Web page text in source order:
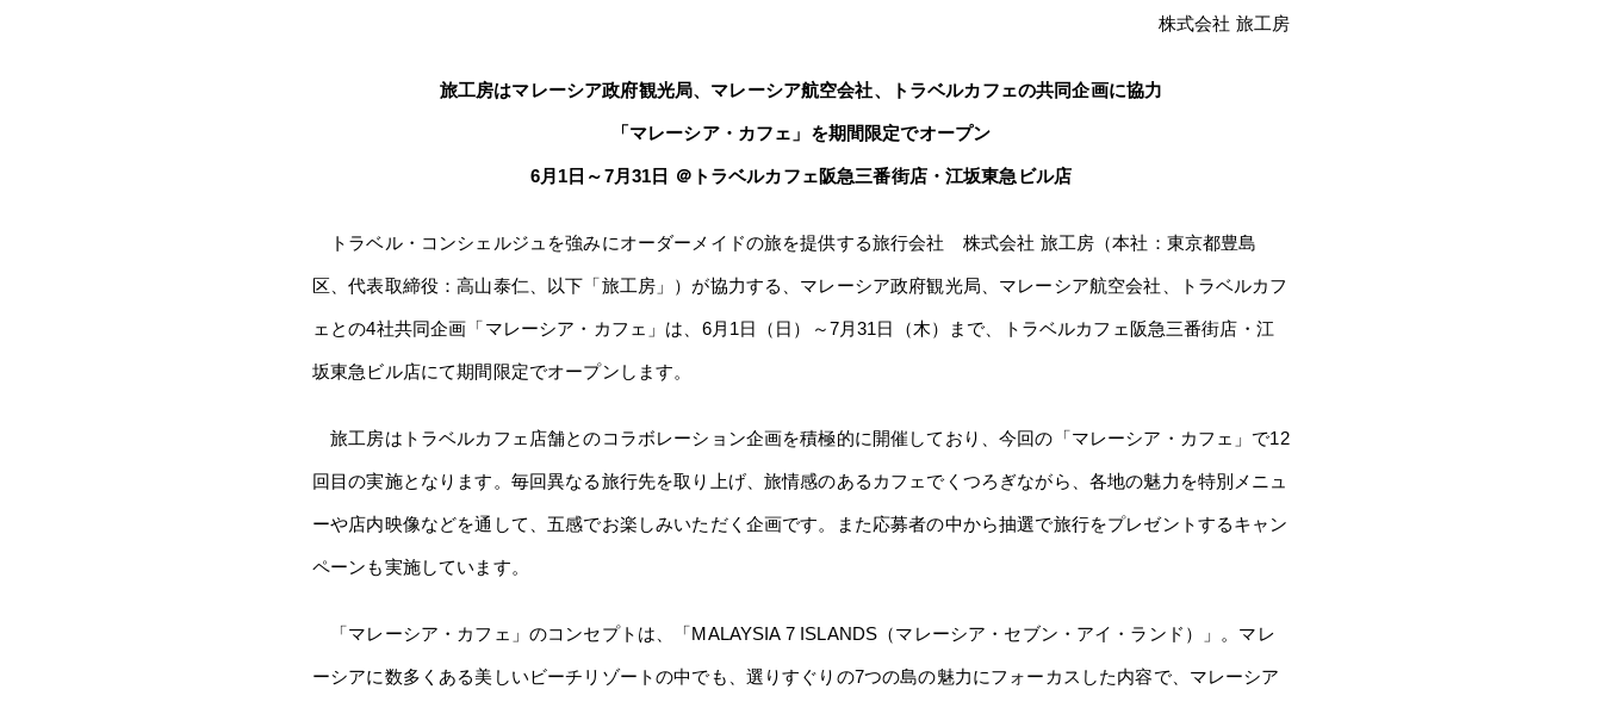
株式会社 旅工房
旅工房はマレーシア政府観光局、マレーシア航空会社、トラベルカフェの共同企画に協力
「マレーシア・カフェ」を期間限定でオープン
6月1日～7月31日 ＠トラベルカフェ阪急三番街店・江坂東急ビル店
トラベル・コンシェルジュを強みにオーダーメイドの旅を提供する旅行会社 株式会社 旅工房（本社：東京都豊島
区、代表取締役：高山泰仁、以下「旅工房」）が協力する、マレーシア政府観光局、マレーシア航空会社、トラベルカフ
ェとの4社共同企画「マレーシア・カフェ」は、6月1日（日）～7月31日（木）まで、トラベルカフェ阪急三番街店・江
坂東急ビル店にて期間限定でオープンします。
旅工房はトラベルカフェ店舗とのコラボレーション企画を積極的に開催しており、今回の「マレーシア・カフェ」で12
回目の実施となります。毎回異なる旅行先を取り上げ、旅情感のあるカフェでくつろぎながら、各地の魅力を特別メニュ
ーや店内映像などを通して、五感でお楽しみいただく企画です。また応募者の中から抽選で旅行をプレゼントするキャン
ペーンも実施しています。
「マレーシア・カフェ」のコンセプトは、「MALAYSIA 7 ISLANDS（マレーシア・セブン・アイ・ランド）」。マレ
ーシアに数多くある美しいビーチリゾートの中でも、選りすぐりの7つの島の魅力にフォーカスした内容で、マレーシア